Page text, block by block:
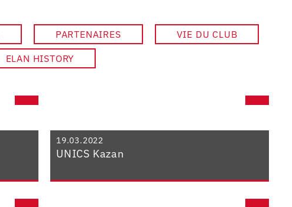
PARTENAIRES VIE DU CLUB
ELAN HISTORY
19.03.2022
UNICS Kazan